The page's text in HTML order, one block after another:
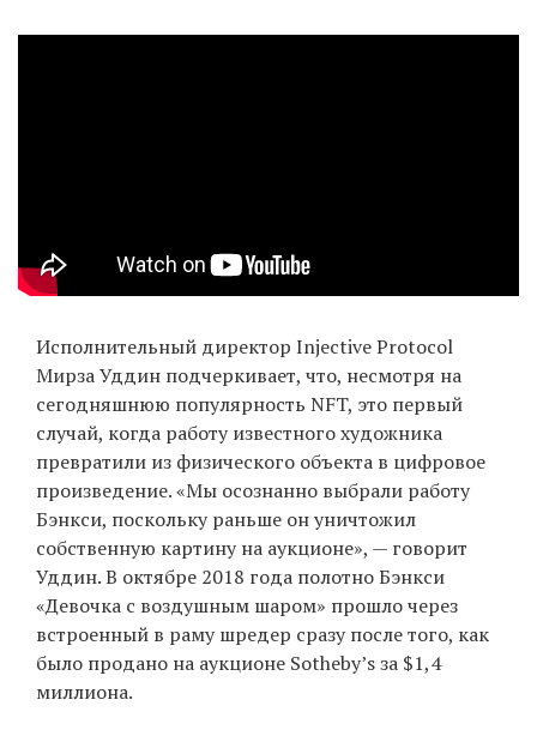
Исполнительный директор Injective Protocol
Мирза Уддин подчеркивает, что, несмотря на
сегодняшнюю популярность NFT, это первый
случай, когда работу известного художника
превратили из физического объекта в цифровое
произведение. «Мы осознанно выбрали работу
Бэнкси, поскольку раньше он уничтожил
собственную картину на аукционе», — говорит
Уддин. В октябре 2018 года полотно Бэнкси
«Девочка с воздушным шаром» прошло через
встроенный в раму шредер сразу после того, как
было продано на аукционе Sothebyʼs за $1,4
миллиона.